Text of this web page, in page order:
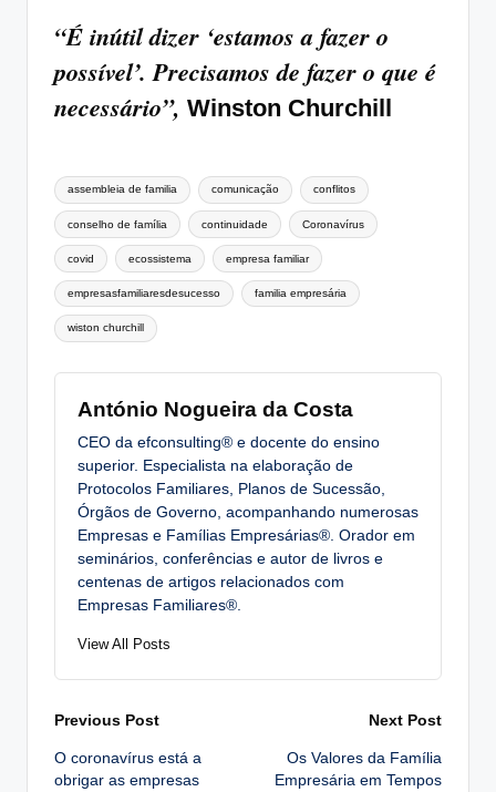
“É inútil dizer ‘estamos a fazer o
possível’. Precisamos de fazer o que é
necessário”, Winston Churchill
Tags:
assembleia de familia comunicação conflitos
conselho de família continuidade Coronavírus
covid ecossistema empresa familiar
empresasfamiliaresdesucesso familia empresária
wiston churchill
António Nogueira da Costa
CEO da efconsulting® e docente do ensino
superior. Especialista na elaboração de
Protocolos Familiares, Planos de Sucessão,
Órgãos de Governo, acompanhando numerosas
Empresas e Famílias Empresárias®. Orador em
seminários, conferências e autor de livros e
centenas de artigos relacionados com
Empresas Familiares®.
View All Posts
Post
navigation
Previous Post
O coronavírus está a
obrigar as empresas
Next Post
Os Valores da Família
Empresária em Tempos